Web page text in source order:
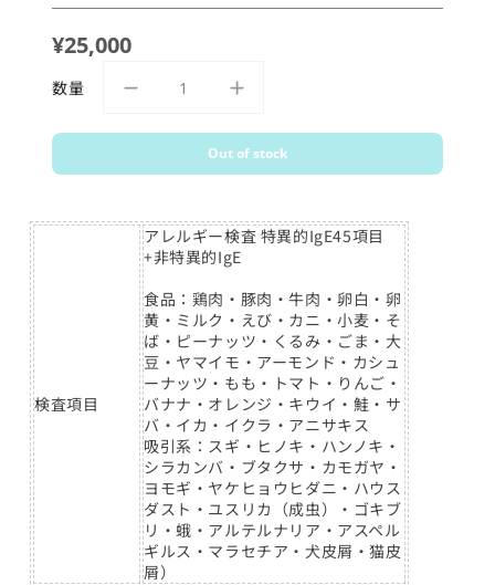
¥25,000
数量
Out of stock
検査項目
アレルギー検査 特異的IgE45項目
+非特異的IgE
食品：鶏肉・豚肉・牛肉・卵白・卵
黄・ミルク・えび・カニ・小麦・そ
ば・ピーナッツ・くるみ・ごま・大
豆・ヤマイモ・アーモンド・カシュ
ーナッツ・もも・トマト・りんご・
バナナ・オレンジ・キウイ・鮭・サ
バ・イカ・イクラ・アニサキス
吸引系：スギ・ヒノキ・ハンノキ・
シラカンバ・ブタクサ・カモガヤ・
ヨモギ・ヤケヒョウヒダニ・ハウス
ダスト・ユスリカ（成虫）・ゴキブ
リ・蛾・アルテルナリア・アスペル
ギルス・マラセチア・犬皮屑・猫皮
屑）